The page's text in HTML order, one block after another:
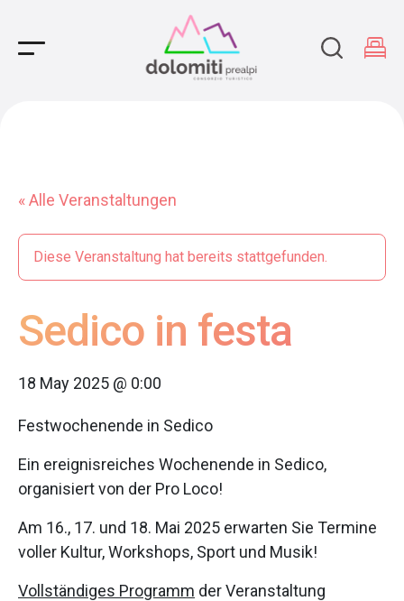
Main Navigation
« Alle Veranstaltungen
Diese Veranstaltung hat bereits stattgefunden.
Sedico in festa
18 May 2025 @ 0:00
Festwochenende in Sedico
Ein ereignisreiches Wochenende in Sedico,
organisiert von der Pro Loco!
Am 16., 17. und 18. Mai 2025 erwarten Sie Termine
voller Kultur, Workshops, Sport und Musik!
Vollständiges Programm der Veranstaltung